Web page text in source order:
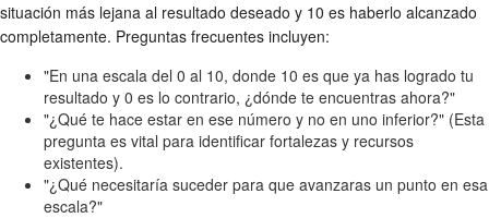
situación más lejana al resultado deseado y 10 es haberlo alcanzado
completamente. Preguntas frecuentes incluyen:
"En una escala del 0 al 10, donde 10 es que ya has logrado tu
resultado y 0 es lo contrario, ¿dónde te encuentras ahora?"
"¿Qué te hace estar en ese número y no en uno inferior?" (Esta
pregunta es vital para identificar fortalezas y recursos
existentes).
"¿Qué necesitaría suceder para que avanzaras un punto en esa
escala?"